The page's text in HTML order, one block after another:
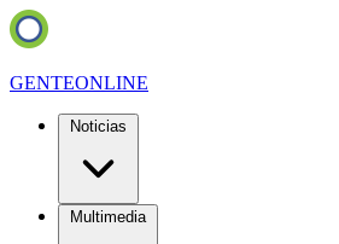
GENTEONLINE
Noticias
Multimedia